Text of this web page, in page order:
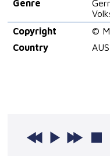
Genre
Copyright
©
Country